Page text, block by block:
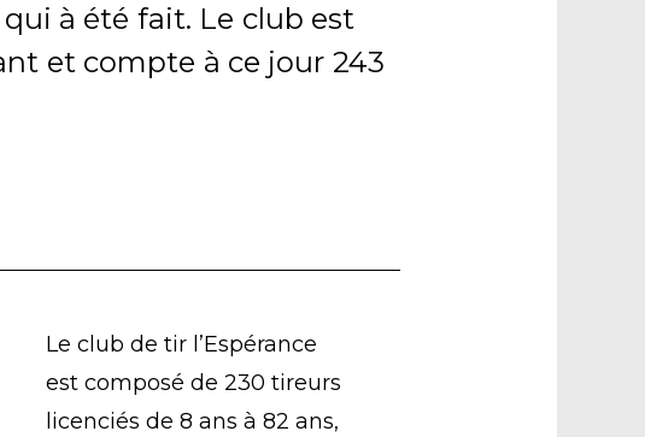
à été fait. Le club est
et compte à ce jour 243
Le club de tir l’Espérance
est composé de 230 tireurs
licenciés de 8 ans à 82 ans,